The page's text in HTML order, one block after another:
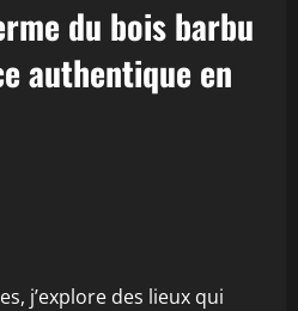
du bois barbu
authentique en
j’explore des lieux qui